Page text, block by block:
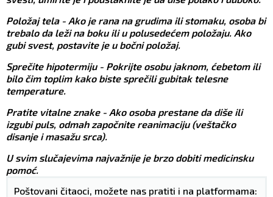
Položaj tela - Ako je rana na grudima ili stomaku, osoba bi
trebalo da leži na boku ili u polusedećem položaju. Ako
gubi svest, postavite je u bočni položaj.
Sprečite hipotermiju - Pokrijte osobu jaknom, ćebetom ili
bilo čim toplim kako biste sprečili gubitak telesne
temperature.
Pratite vitalne znake - Ako osoba prestane da diše ili
izgubi puls, odmah započnite reanimaciju (veštačko
disanje i masažu srca).
U svim slučajevima najvažnije je brzo dobiti medicinsku
pomoć.
Poštovani čitaoci, možete nas pratiti i na platformama: